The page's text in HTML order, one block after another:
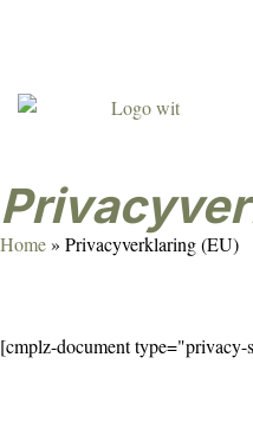
Home» Privacyverklaring (EU)
[cmplz-document